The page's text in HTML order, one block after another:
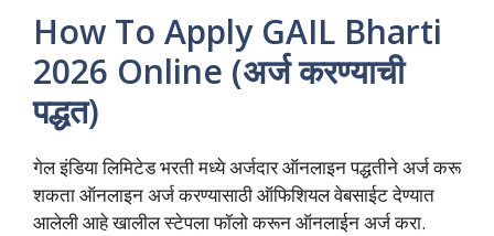
How To Apply GAIL Bharti
2026 Online (अर्ज करण्याची
पद्धत)
गेल इंडिया लिमिटेड भरती मध्ये अर्जदार ऑनलाइन पद्धतीने अर्ज करू
शकता ऑनलाइन अर्ज करण्यासाठी ऑफिशियल वेबसाईट देण्यात
आलेली आहे खालील स्टेपला फॉलो करून ऑनलाईन अर्ज करा.